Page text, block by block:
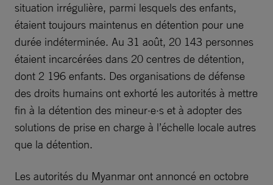
situation irrégulière, parmi lesquels des enfants,
étaient toujours maintenus en détention pour une
durée indéterminée. Au 31 août, 20 143 personnes
étaient incarcérées dans 20 centres de détention,
dont 2 196 enfants. Des organisations de défense
des droits humains ont exhorté les autorités à mettre
fin à la détention des mineur·e·s et à adopter des
solutions de prise en charge à l’échelle locale autres
que la détention.
Les autorités du Myanmar ont annoncé en octobre